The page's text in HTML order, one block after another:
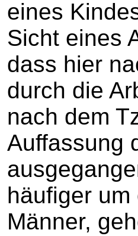
eines
Sicht eines
dass hier
durch die
nach dem
Auffassung
häufiger
Männer,